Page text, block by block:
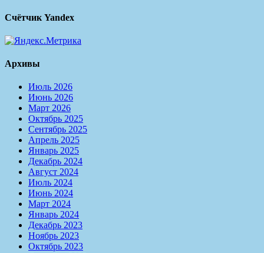
Счётчик Yandex
Архивы
Июль 2026
Июнь 2026
Март 2026
Октябрь 2025
Сентябрь 2025
Апрель 2025
Январь 2025
Декабрь 2024
Август 2024
Июль 2024
Июнь 2024
Март 2024
Январь 2024
Декабрь 2023
Ноябрь 2023
Октябрь 2023